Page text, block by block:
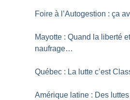
Foire à l’Autogestion : ça
Mayotte : Quand la liberté
naufrage…
Québec : La lutte c’est
Amérique latine : Des